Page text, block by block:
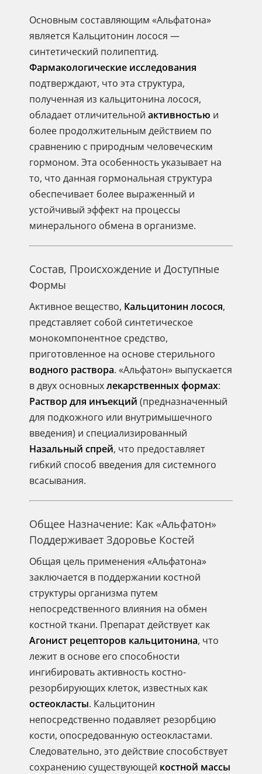
Основным составляющим «Альфатона»
является Кальцитонин лосося —
синтетический полипептид.
Фармакологические исследования
подтверждают, что эта структура,
полученная из кальцитонина лосося,
обладает отличительной активностью и
более продолжительным действием по
сравнению с природным человеческим
гормоном. Эта особенность указывает на
то, что данная гормональная структура
обеспечивает более выраженный и
устойчивый эффект на процессы
минерального обмена в организме.
Состав, Происхождение и Доступные
Формы
Активное вещество, Кальцитонин лосося,
представляет собой синтетическое
монокомпонентное средство,
приготовленное на основе стерильного
водного раствора. «Альфатон» выпускается
в двух основныхлекарственных формах:
Раствор для инъекций (предназначенный
для подкожного или внутримышечного
введения) и специализированный
Назальный спрей, что предоставляет
гибкий способ введения для системного
всасывания.
Общее Назначение: Как «Альфатон»
Поддерживает Здоровье Костей
Общая цель применения «Альфатона»
заключается в поддержании костной
структуры организма путем
непосредственного влияния на обмен
костной ткани. Препарат действует как
Агонист рецепторов кальцитонина, что
лежит в основе его способности
ингибировать активность костно-
резорбирующих клеток, известных как
остеокласты. Кальцитонин
непосредственно подавляет резорбцию
кости, опосредованную остеокластами.
Следовательно, это действие способствует
сохранению существующей костной массы